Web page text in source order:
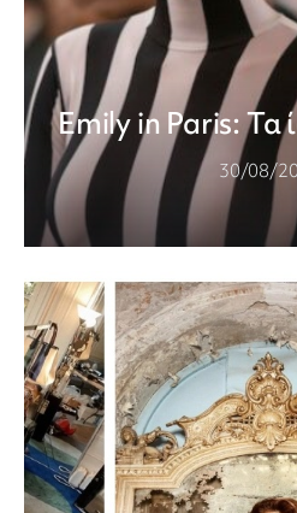
Emily in Paris: Τα
30/08/